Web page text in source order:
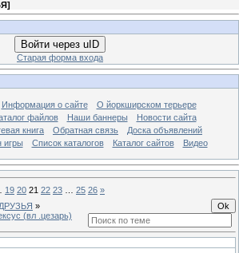
]
Войти через uID
Старая форма входа
Информация о сайте
О йоркширском терьере
файлов Наши баннеры
Новости сайта
книга Обратная связь
Доска объявлений
игры Список каталогов Каталог сайтов Видео
19 20 21 22 23 25 26 »
»
(вл .цезарь)